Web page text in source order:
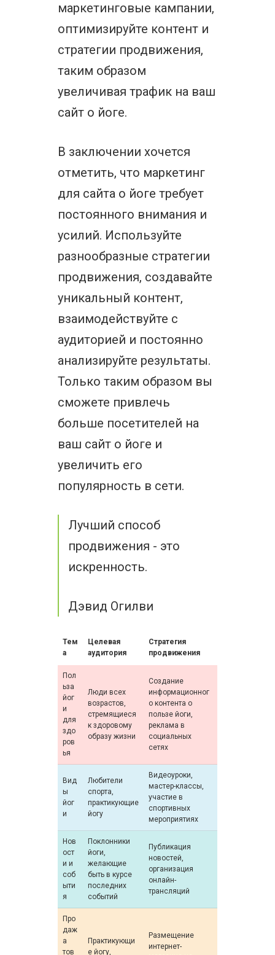
маркетинговые кампании,
оптимизируйте контент и
стратегии продвижения,
таким образом
увеличивая трафик на ваш
сайт о йоге.
В заключении хочется
отметить, что маркетинг
для сайта о йоге требует
постоянного внимания и
усилий. Используйте
разнообразные стратегии
продвижения, создавайте
уникальный контент,
взаимодействуйте с
аудиторией и постоянно
анализируйте результаты.
Только таким образом вы
сможете привлечь
больше посетителей на
ваш сайт о йоге и
увеличить его
популярность в сети.
Лучший способ
продвижения - это
искренность.
Дэвид Огилви
Тем
а
Целевая
аудитория
Стратегия
продвижения
Пол
ьза
йог
и
для
здо
ров
ья
Люди всех
возрастов,
стремящиеся
к здоровому
образу жизни
Создание
информационног
о контента о
пользе йоги,
реклама в
социальных
сетях
Вид
ы
йог
и
Любители
спорта,
практикующие
йогу
Видеоуроки,
мастер-классы,
участие в
спортивных
мероприятиях
Нов
ост
и и
соб
ыти
я
Поклонники
йоги,
желающие
быть в курсе
последних
событий
Публикация
новостей,
организация
онлайн-
трансляций
Про
даж
а
тов
Практикующи
е йогу,
Размещение
интернет-